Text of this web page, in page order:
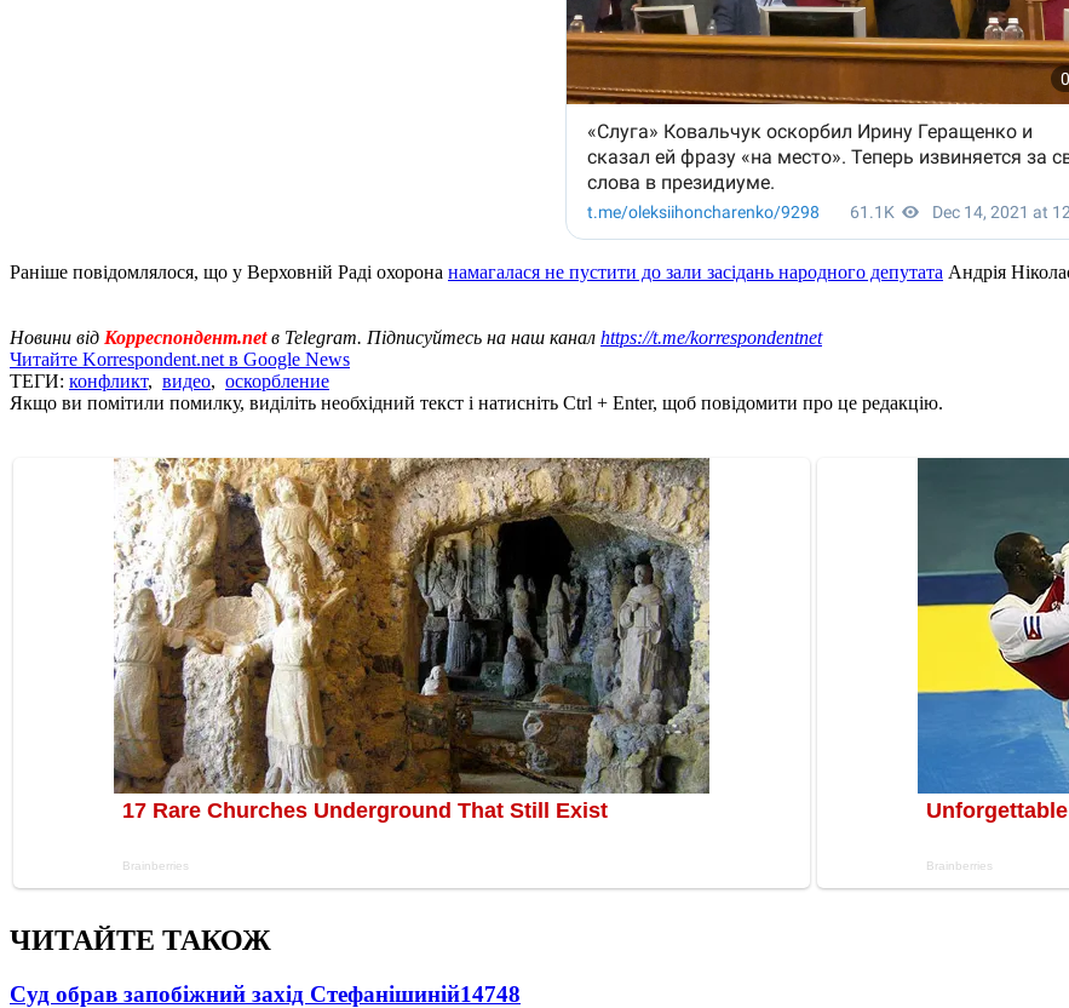
Раніше повідомлялося, що у Верховній Раді охорона намагалася не пустити до зали засідань народного депутата Андрія
Новини від Корреспондент.netв Telegram. Підписуйтесь на наш канал https://t.me/korrespondentnet
Читайте Korrespondent.net в Google News
ТЕГИ: конфликт, видео, оскорбление
Якщо ви помітили помилку, виділіть необхідний текст і натисніть Ctrl + Enter, щоб повідомити про це редакцію.
ЧИТАЙТЕ ТАКОЖ
Суд обрав запобіжний захід Стефанішиній14748